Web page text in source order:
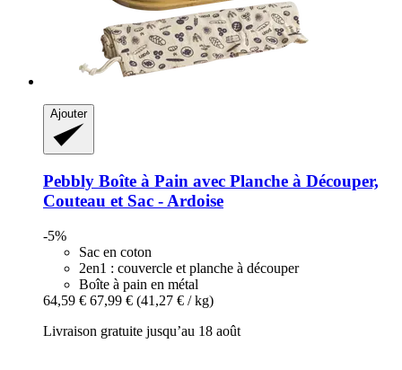
Ajouter
Pebbly Boîte à Pain avec Planche à Découper,
Couteau et Sac -​ Ardoise
-5%
Sac en coton
2en1 : couvercle et planche à découper
Boîte à pain en métal
64,59 € 67,99 € (41,27 € / kg)
Livraison gratuite jusqu’au 18 août